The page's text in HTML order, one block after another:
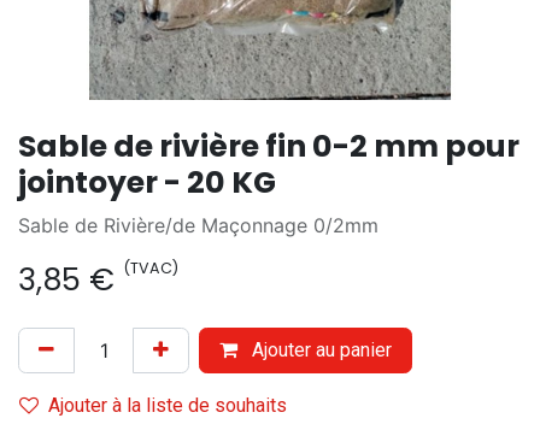
Sable de rivière fin 0-2 mm pour
jointoyer - 20 KG
Sable de Rivière/de Maçonnage 0/2mm
3,85 € (TVAC)
Ajouter au panier
Ajouter à la liste de souhaits